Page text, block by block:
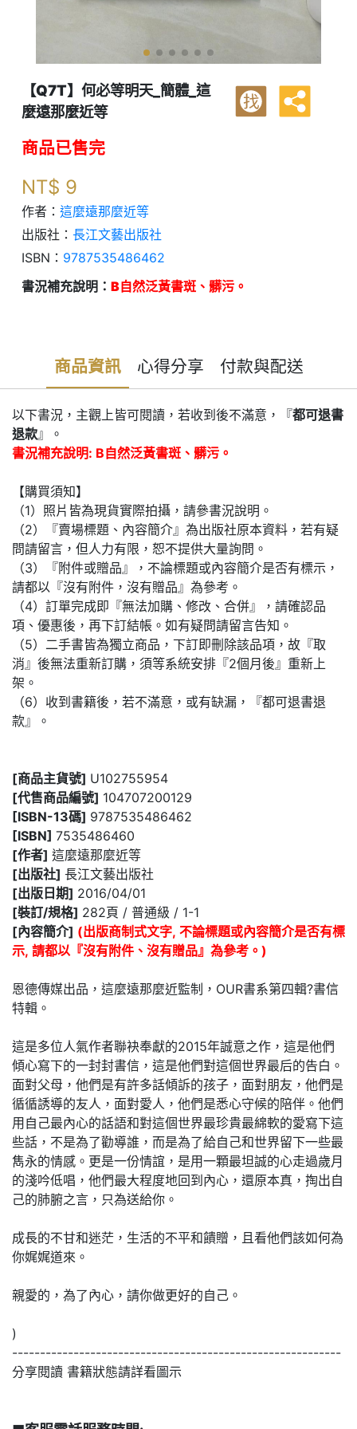
【Q7T】何必等明天_簡體_這
麼遠那麼近等
找
商品已售完
NT$ 9
作者： 這麼遠那麼近等
出版社： 長江文藝出版社
ISBN： 9787535486462
書況補充說明： B自然泛黃書斑、髒污。
商品資訊 心得分享 付款與配送
以下書況，主觀上皆可閱讀，若收到後不滿意，『都可退書
退款』。
書況補充說明: B自然泛黃書斑、髒污。
【購買須知】
（1）照片皆為現貨實際拍攝，請參書況說明。
（2）『賣場標題、內容簡介』為出版社原本資料，若有疑
問請留言，但人力有限，恕不提供大量詢問。
（3）『附件或贈品』，不論標題或內容簡介是否有標示，
請都以『沒有附件，沒有贈品』為參考。
（4）訂單完成即『無法加購、修改、合併』，請確認品
項、優惠後，再下訂結帳。如有疑問請留言告知。
（5）二手書皆為獨立商品，下訂即刪除該品項，故『取
消』後無法重新訂購，須等系統安排『2個月後』重新上
架。
（6）收到書籍後，若不滿意，或有缺漏，『都可退書退
款』。
[商品主貨號] U102755954
[代售商品編號] 104707200129
[ISBN-13碼] 9787535486462
[ISBN] 7535486460
[作者] 這麼遠那麼近等
[出版社] 長江文藝出版社
[出版日期] 2016/04/01
[裝訂/規格] 282頁 / 普通級 / 1-1
[內容簡介] (出版商制式文字, 不論標題或內容簡介是否有標
示, 請都以『沒有附件、沒有贈品』為參考。)
恩德傳媒出品，這麼遠那麼近監制，OUR書系第四輯?書信
特輯。
這是多位人氣作者聯袂奉獻的2015年誠意之作，這是他們
傾心寫下的一封封書信，這是他們對這個世界最后的告白。
面對父母，他們是有許多話傾訴的孩子，面對朋友，他們是
循循誘導的友人，面對愛人，他們是悉心守候的陪伴。他們
用自己最內心的話語和對這個世界最珍貴最綿軟的愛寫下這
些話，不是為了勸導誰，而是為了給自己和世界留下一些最
雋永的情感。更是一份情誼，是用一顆最坦誠的心走過歲月
的淺吟低唱，他們最大程度地回到內心，還原本真，掏出自
己的肺腑之言，只為送給你。
成長的不甘和迷茫，生活的不平和饋贈，且看他們該如何為
你娓娓道來。
親愛的，為了內心，請你做更好的自己。
)
-----------------------------------------------------------
分享閱讀 書籍狀態請詳看圖示